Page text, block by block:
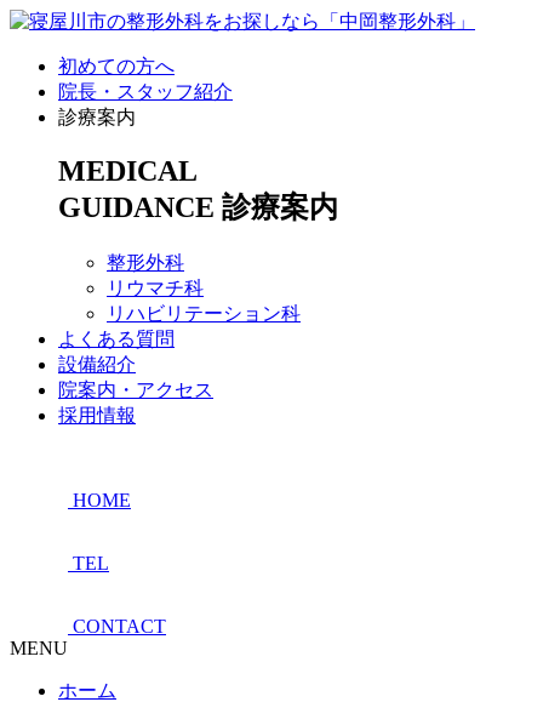
初めての方へ
院長・スタッフ紹介
診療案内
MEDICAL
GUIDANCE 診療案内
整形外科
リウマチ科
リハビリテーション科
よくある質問
設備紹介
院案内・アクセス
採用情報
HOME
TEL
CONTACT
MENU
ホーム